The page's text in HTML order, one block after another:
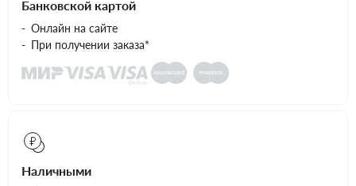
Банковской картой
Онлайн на сайте
При получении заказа*
Наличными